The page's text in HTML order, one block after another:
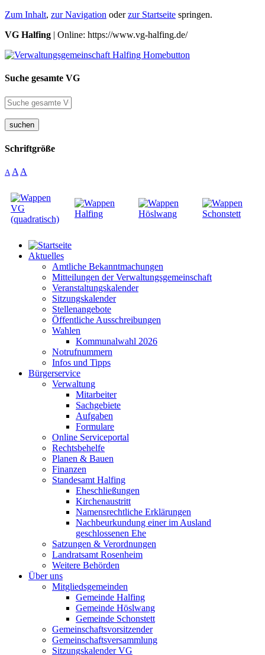
Zum Inhalt, zur Navigation oderzur Startseite springen.
VG Halfing | Online: https://www.vg-halfing.de/
Suche gesamte VG
suchen
Schriftgröße
A A A
Aktuelles
Amtliche Bekanntmachungen
Mitteilungen der Verwaltungsgemeinschaft
Veranstaltungskalender
Sitzungskalender
Stellenangebote
Öffentliche Ausschreibungen
Wahlen
Kommunalwahl 2026
Notrufnummern
Infos und Tipps
Bürgerservice
Verwaltung
Mitarbeiter
Sachgebiete
Aufgaben
Formulare
Online Serviceportal
Rechtsbehelfe
Planen & Bauen
Finanzen
Standesamt Halfing
Eheschließungen
Kirchenaustritt
Namensrechtliche Erklärungen
Nachbeurkundung einer im Ausland
geschlossenen Ehe
Satzungen & Verordnungen
Landratsamt Rosenheim
Weitere Behörden
Über uns
Mitgliedsgemeinden
Gemeinde Halfing
Gemeinde Höslwang
Gemeinde Schonstett
Gemeinschaftsvorsitzender
Gemeinschaftsversammlung
Sitzungskalender VG